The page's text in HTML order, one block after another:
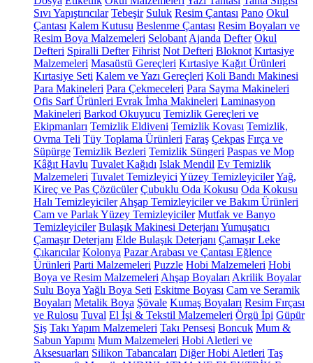
Sıvı Yapıştırıcılar Tebeşir Suluk Resim Çantası Pano Okul
Çantası Kalem Kutusu Beslenme Çantası Resim Boyaları ve
Resim Boya Malzemeleri Selobant Ajanda Defter Okul
Defteri Spiralli Defter Fihrist Not Defteri Bloknot Kırtasiye
Malzemeleri Masaüstü Gereçleri Kırtasiye Kağıt Ürünleri
Kırtasiye Seti Kalem ve Yazı Gereçleri Koli Bandı Makinesi
Para Makineleri Para Çekmeceleri Para Sayma Makineleri
Ofis Sarf Ürünleri Evrak İmha Makineleri Laminasyon
Makineleri Barkod Okuyucu Temizlik Gereçleri ve
Ekipmanları Temizlik Eldiveni Temizlik Kovası Temizlik,
Ovma Teli Tüy Toplama Ürünleri Faraş Çekpas Fırça ve
Süpürge Temizlik Bezleri Temizlik Süngeri Paspas ve Mop
Kâğıt Havlu Tuvalet Kağıdı Islak Mendil Ev Temizlik
Malzemeleri Tuvalet Temizleyici Yüzey TemizleyicilerYağ,
Kireç ve Pas Çözücüler Çubuklu Oda Kokusu Oda Kokusu
Halı Temizleyiciler Ahşap Temizleyiciler ve Bakım Ürünleri
Cam ve Parlak Yüzey Temizleyiciler Mutfak ve Banyo
Temizleyiciler Bulaşık Makinesi Deterjanı Yumuşatıcı
Çamaşır Deterjanı Elde Bulaşık Deterjanı Çamaşır Leke
Çıkarıcılar Kolonya Pazar Arabası ve Çantası Eğlence
Ürünleri Parti Malzemeleri Puzzle Hobi Malzemeleri Hobi
Boya ve Resim Malzemeleri Ahşap Boyaları Akrilik Boyalar
Sulu Boya Yağlı Boya Seti Eskitme Boyası Cam ve Seramik
Boyaları Metalik Boya Şövale Kumaş Boyaları Resim Fırçası
ve Rulosu Tuval El İşi & Tekstil Malzemeleri Örgü İpi Güpür
Şiş Takı Yapım Malzemeleri Takı Pensesi Boncuk Mum &
Sabun Yapımı Mum Malzemeleri Hobi Aletleri ve
Aksesuarları Silikon Tabancaları Diğer Hobi Aletleri Taş